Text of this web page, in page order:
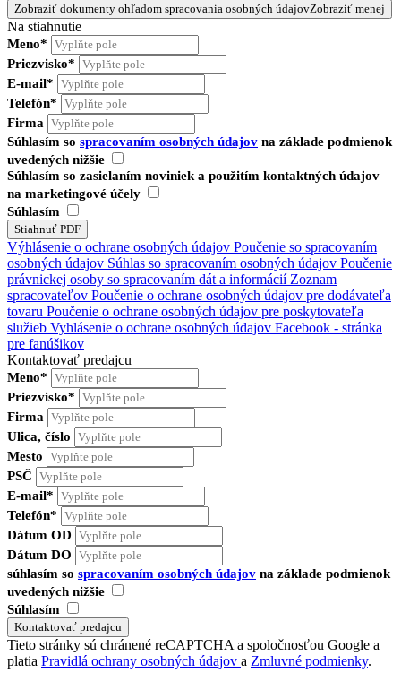
Zobraziť dokumenty ohľadom spracovania osobných údajovZobraziť menej
Na stiahnutie
Meno*
Priezvisko*
E-mail*
Telefón*
Firma
Súhlasím so spracovaním osobných údajov na základe podmienok
uvedených nižšie
Súhlasím so zasielaním noviniek a použitím kontaktných údajov
na marketingové účely
Súhlasím
Výhlásenie o ochrane osobných údajov Poučenie so spracovaním
osobných údajov Súhlas so spracovaním osobných údajov Poučenie
právnickej osoby so spracovaním dát a informácií Zoznam
spracovateľov Poučenie o ochrane osobných údajov pre dodávateľa
tovaru Poučenie o ochrane osobných údajov pre poskytovateľa
služieb Vyhlásenie o ochrane osobných údajov Facebook - stránka
pre fanúšikov
Kontaktovať predajcu
Meno*
Priezvisko*
Firma
Ulica, číslo
Mesto
PSČ
E-mail*
Telefón*
Dátum OD
Dátum DO
súhlasím so spracovaním osobných údajov na základe podmienok
uvedených nižšie
Súhlasím
Tieto stránky sú chránené reCAPTCHA a spoločnosťou Google a
platia Pravidlá ochrany osobných údajov a Zmluvné podmienky.